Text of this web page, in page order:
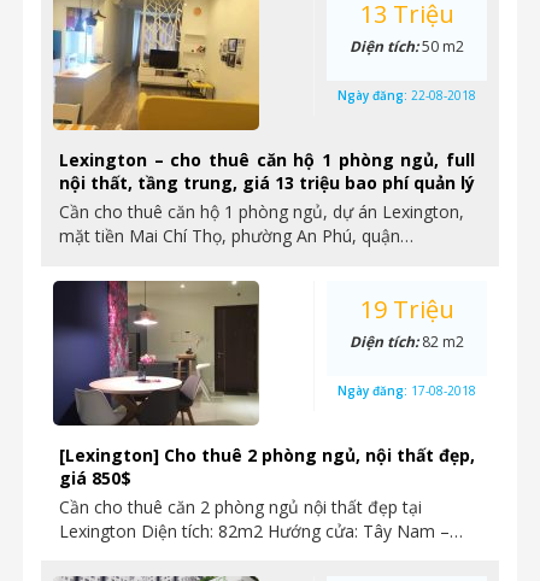
Lexington – cho thuê căn hộ 1 phòng ngủ, full
nội thất, tầng trung, giá 13 triệu bao phí quản lý
Cần cho thuê căn hộ 1 phòng ngủ, dự án Lexington,
mặt tiền Mai Chí Thọ, phường An Phú, quận…
13 Triệu
Diện tích:50 m2
Ngày đăng: 22-08-2018
[Lexington] Cho thuê 2 phòng ngủ, nội thất đẹp,
giá 850$
Cần cho thuê căn 2 phòng ngủ nội thất đẹp tại
Lexington Diện tích: 82m2 Hướng cửa: Tây Nam –…
19 Triệu
Diện tích:82 m2
Ngày đăng: 17-08-2018